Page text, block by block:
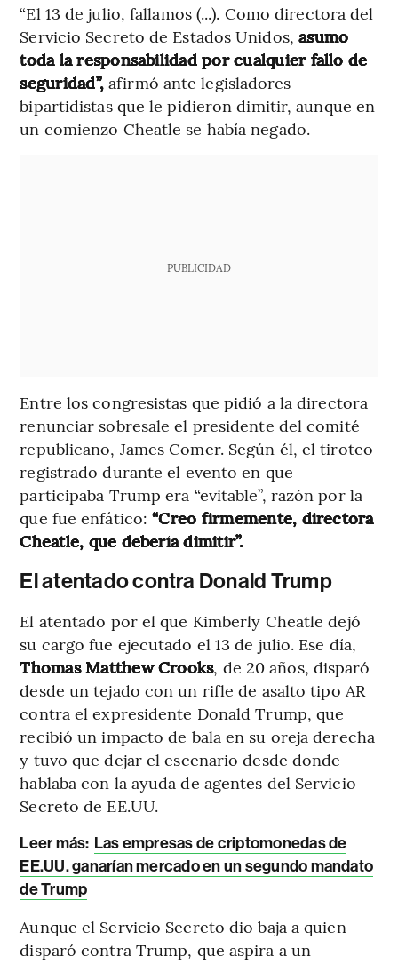
“El 13 de julio, fallamos (...). Como directora del
Servicio Secreto de Estados Unidos, asumo
toda la responsabilidad por cualquier fallo de
seguridad”, afirmó ante legisladores
bipartidistas que le pidieron dimitir, aunque en
un comienzo Cheatle se había negado.
PUBLICIDAD
Entre los congresistas que pidió a la directora
renunciar sobresale el presidente del comité
republicano, James Comer. Según él, el tiroteo
registrado durante el evento en que
participaba Trump era “evitable”, razón por la
que fue enfático:“Creo firmemente, directora
Cheatle, que debería dimitir”.
El atentado contra Donald Trump
El atentado por el que Kimberly Cheatle dejó
su cargo fue ejecutado el 13 de julio. Ese día,
Thomas Matthew Crooks, de 20 años, disparó
desde un tejado con un rifle de asalto tipo AR
contra el expresidente Donald Trump, que
recibió un impacto de bala en su oreja derecha
y tuvo que dejar el escenario desde donde
hablaba con la ayuda de agentes del Servicio
Secreto de EE.UU.
Leer más: Las empresas de criptomonedas de
EE.UU. ganarían mercado en un segundo mandato
de Trump
Aunque el Servicio Secreto dio baja a quien
disparó contra Trump, que aspira a un